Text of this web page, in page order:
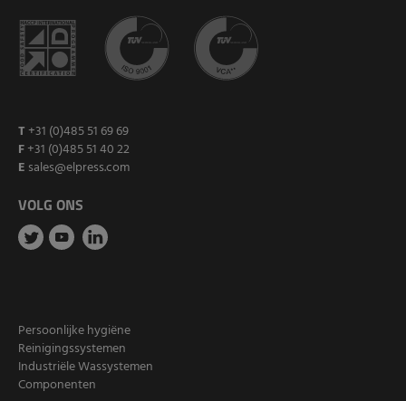
T +31 (0)485 51 69 69
F+31 (0)485 51 40 22
E sales@elpress.com
VOLG ONS
Persoonlijke hygiëne
Reinigingssystemen
Industriële Wassystemen
Componenten